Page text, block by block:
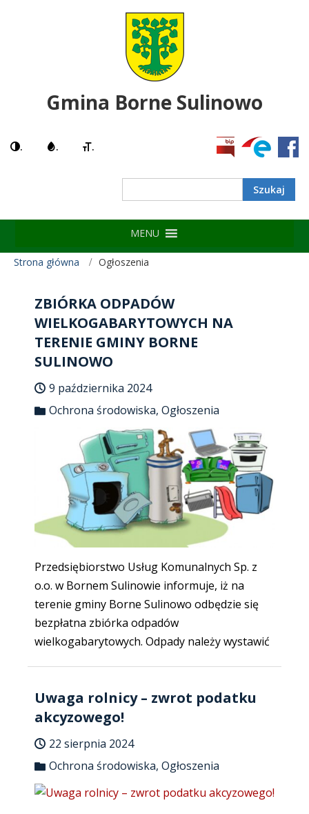
Gmina Borne Sulinowo
. . .
MENU
Strona główna Ogłoszenia
ZBIÓRKA ODPADÓW
WIELKOGABARYTOWYCH NA
TERENIE GMINY BORNE
SULINOWO
9 października 2024
Ochrona środowiska, Ogłoszenia
Przedsiębiorstwo Usług Komunalnych Sp. z
o.o. w Bornem Sulinowie informuje, iż na
terenie gminy Borne Sulinowo odbędzie się
bezpłatna zbiórka odpadów
wielkogabarytowych. Odpady należy wystawić
Uwaga rolnicy – zwrot podatku
akcyzowego!
22 sierpnia 2024
Ochrona środowiska, Ogłoszenia